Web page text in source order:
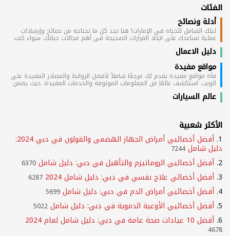
الفئات
أدلة ونصائح
ليلك الشامل للحياة في الإمارات! هنا تجد كل ما تحتاجه من نصائح وإرشادات
عملية تساعدك على اتخاذ القرارات الصحيحة في أهم مجالات حياتك. سواء كنت
تبحث عن شقة للإيجار أو ترغب في شراء سيارة أو تبحث عن فرصة عمل جديدة،
نقدم لك أدلة مفصلة ومعلومات قيّمة عن سوق العقارات والسيارات والوظائف
في كل مدينة إماراتية. هدفنا هو أن نكون مصدرك الموثوق لتسهيل حياتك
وتلبية احتياجاتك.
دليل الاعمال
مواقع مفيدة
فأة مواقع مفيدة يقدم لك مرجعًا شاملاً لأفضل الروابط والمصادر المفيدة على
الويب. استكشف عالمًا من المعلومات الموثوقة والخدمات المفيدة، حيث يضمن
لك هذا الموقع توفير أحدث وأفضل المعلومات في مجموعة متنوعة من
المجالات. اكتشف الفهرس الشامل للمواقع المفيدة التي تلبي احتياجاتك وتوفر
لك تجربة تصفح فعّالة ومثمرة.
عالم السيارات
الأكثر شعبية
1. أفضل أخصائيي أمراض الجهاز الهضمي والقولون في دبي 2024:
دليل شامل 7244
2. أفضل أخصائيي الروماتيزم والتأهيل في دبي: دليل شامل 6370
3. أفضل أخصائي علاج نفسي في دبي: دليل شامل 2024 6287
4. أفضل أخصائيي أمراض الدم في دبي: دليل شامل 5699
5. أفضل أخصائيي الأوعية الدموية في دبي: دليل شامل 5022
6. أفضل 10 عيادات صحة عامة في دبي: دليل شامل لعام 2024
4678